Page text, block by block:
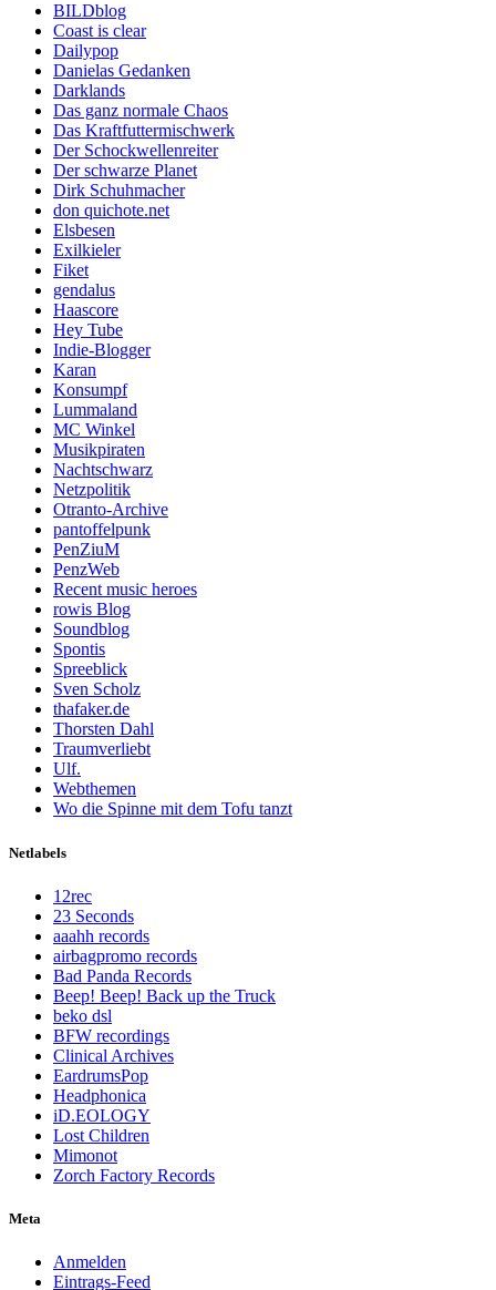
BILDblog
Coast is clear
Dailypop
Danielas Gedanken
Darklands
Das ganz normale Chaos
Das Kraftfuttermischwerk
Der Schockwellenreiter
Der schwarze Planet
Dirk Schuhmacher
don quichote.net
Elsbesen
Exilkieler
Fiket
gendalus
Haascore
Hey Tube
Indie-Blogger
Karan
Konsumpf
Lummaland
MC Winkel
Musikpiraten
Nachtschwarz
Netzpolitik
Otranto-Archive
pantoffelpunk
PenZiuM
PenzWeb
Recent music heroes
rowis Blog
Soundblog
Spontis
Spreeblick
Sven Scholz
thafaker.de
Thorsten Dahl
Traumverliebt
Ulf.
Webthemen
Wo die Spinne mit dem Tofu tanzt
Netlabels
12rec
23 Seconds
aaahh records
airbagpromo records
Bad Panda Records
Beep! Beep! Back up the Truck
beko dsl
BFW recordings
Clinical Archives
EardrumsPop
Headphonica
iD.EOLOGY
Lost Children
Mimonot
Zorch Factory Records
Meta
Anmelden
Eintrags-Feed